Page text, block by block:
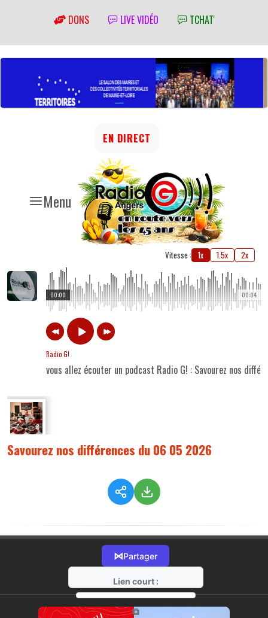
DONS LIVE VIDÉO TCHAT'
Menu
EN DIRECT
Vitesse : 1x 1.5x 2x
00:04
00:00
Radio G!
vous allez écouter un podcast Radio G! : Savourez nos
Savourez nos différences du 06 05 2026
⋈Partager
Lien court :
https://radio-g.fr?21902
⧉